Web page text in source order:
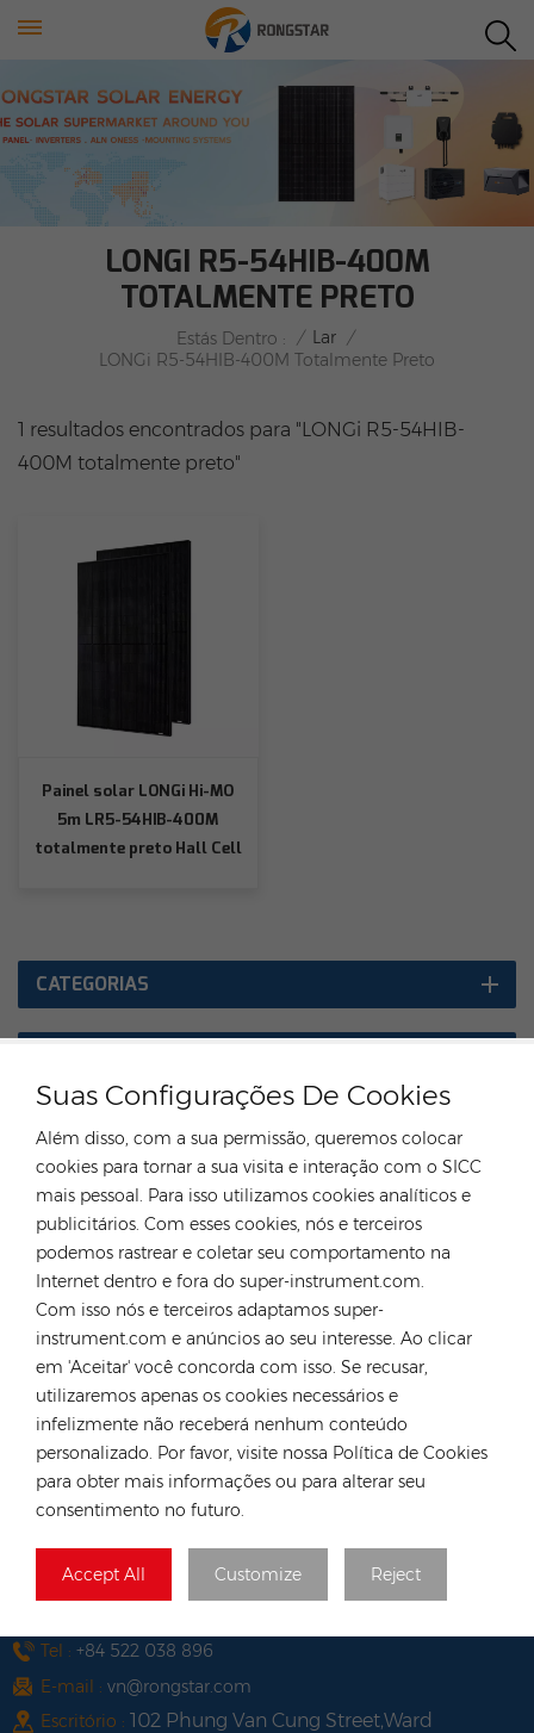
Suas Configurações De Cookies
Além disso, com a sua permissão, queremos colocar
cookies para tornar a sua visita e interação com o SICC
mais pessoal. Para isso utilizamos cookies analíticos e
publicitários. Com esses cookies, nós e terceiros
podemos rastrear e coletar seu comportamento na
Internet dentro e fora do super-instrument.com.
Com isso nós e terceiros adaptamos super-
instrument.com e anúncios ao seu interesse. Ao clicar
em 'Aceitar' você concorda com isso. Se recusar,
utilizaremos apenas os cookies necessários e
infelizmente não receberá nenhum conteúdo
personalizado. Por favor, visite nossa Política de Cookies
para obter mais informações ou para alterar seu
consentimento no futuro.
Accept All Customize Reject
LONGI R5-54HIB-400M
TOTALMENTE PRETO
Estás Dentro : / Lar /
LONGi R5-54HIB-400M Totalmente Preto
1 resultados encontrados para "LONGi R5-54HIB-
400M totalmente preto"
Painel solar LONGi Hi-MO
5m LR5-54HIB-400M
totalmente preto Hall Cell
CATEGORIAS
CONTATE NOSSO ESPECIALISTA
Alemanha
Tel : +49 176 55258880
E-mail :anna@rongstar.com
Escritório e Armazém :Industriestraße 40,
52457 Aldenhoven, Deutschland
Hong Kong
Tel : +852 54222219
E-mail :hk@rongstar.com
Escritório e Armazém :39 Kung-Um Road,
Yuen Long, Hong Kong
Vietnã
Tel : +84 522 038 896
E-mail : vn@rongstar.com
Escritório : 102 Phung Van Cung Street,Ward